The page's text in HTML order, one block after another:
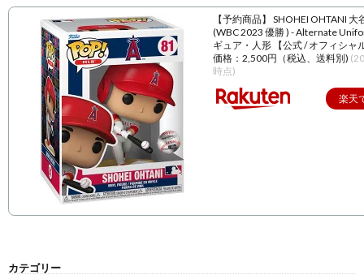
【予約商品】 SHOHEI OHTANI 大
(WBC 2023 優勝 ) - Alternate
ギュア・人形 【公式 / オフィシャ
価格：2,500円（税込、送料別)
時点)
楽天
カテゴリー